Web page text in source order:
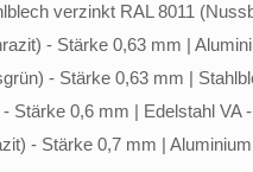
verzinkt RAL 8011
- Stärke 0,63 mm |
- Stärke 0,63 mm |
Stärke 0,6 mm | Edelstahl VA
- Stärke 0,7 mm |